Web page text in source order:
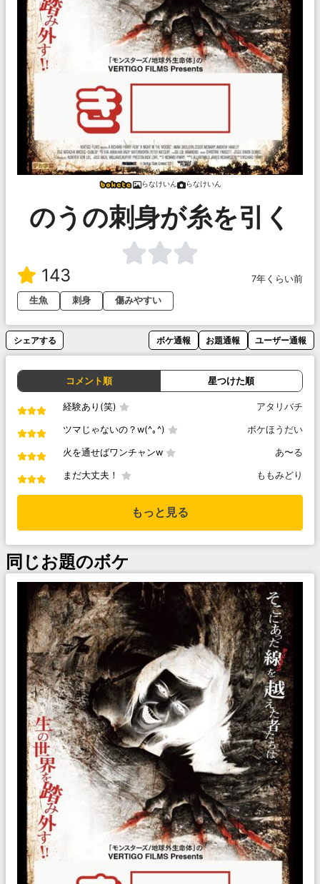
らなけいん らなけいん
のうの刺身が糸を引く
143
7年くらい前
生魚
刺身 傷みやすい
シェアする ボケ通報 お題通報 ユーザー通報
コメント順 星つけた順
経験あり(笑) アタリバチ
ツマじゃないの？w(^｡^) ボケほうだい
火を通せばワンチャンw あ〜る
まだ大丈夫！ ももみどり
もっと見る
同じお題のボケ